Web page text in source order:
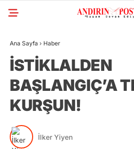
Ana Sayfa › Haber
İSTİKLALDEN
BAŞLANGIÇ’A
KURŞUN!
İlker Yiyen